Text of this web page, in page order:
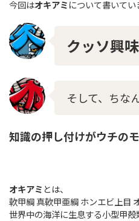
今回はオキアミについて書いてい
クッソ興
そして、ちな
知識の押し付けがウチのモ
オキアミ とは、
軟甲綱 真軟甲亜綱 ホンエビ上目
世界中の海洋に生息する小型甲殻